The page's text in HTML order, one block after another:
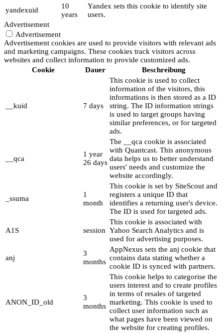
yandexuid
10
years
Yandex sets this cookie to identify site
users.
Advertisement
Advertisement
Advertisement cookies are used to provide visitors with relevant ads
and marketing campaigns. These cookies track visitors across
websites and collect information to provide customized ads.
Cookie
Dauer Beschreibung
__kuid 7 days
This cookie is used to collect
information of the visitors, this
informations is then stored as a ID
string. The ID information strings
is used to target groups having
similar preferences, or for targeted
ads.
__qca
1 year
26 days
The __qca cookie is associated
with Quantcast. This anonymous
data helps us to better understand
users' needs and customize the
website accordingly.
_ssuma
1
month
This cookie is set by SiteScout and
registers a unique ID that
identifies a returning user's device.
The ID is used for targeted ads.
A1S session
This cookie is associated with
Yahoo Search Analytics and is
used for advertising purposes.
anj
3
months
AppNexus sets the anj cookie that
contains data stating whether a
cookie ID is synced with partners.
ANON_ID_old
3
months
This cookie helps to categorise the
users interest and to create profiles
in terms of resales of targeted
marketing. This cookie is used to
collect user information such as
what pages have been viewed on
the website for creating profiles.